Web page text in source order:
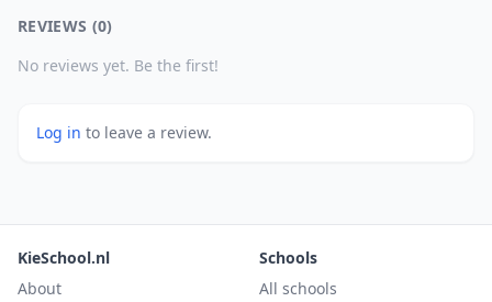
REVIEWS (0)
No reviews yet. Be the first!
Log in to leave a review.
KieSchool.nl
About
Schools
All schools